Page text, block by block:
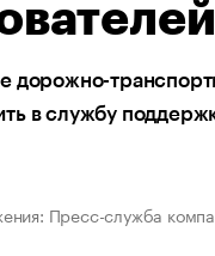
дорожно-
в службу
Пресс-служба